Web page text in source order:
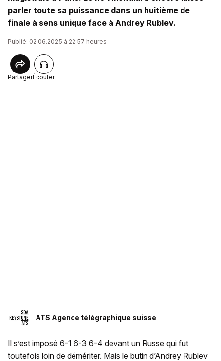
parler toute sa puissance dans un huitième de
finale à sens unique face à Andrey Rublev.
Publié: 02.06.2025 à 22:57 heures
PartagerÉcouter
ATS Agence télégraphique suisse
Il s’est imposé 6-1 6-3 6-4 devant un Russe qui fut
toutefois loin de démériter. Mais le butin d’Andrey Rublev